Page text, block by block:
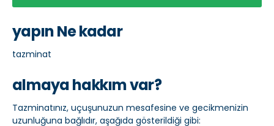
yapın Ne kadar
tazminat
almaya hakkım var?
Tazminatınız, uçuşunuzun mesafesine ve gecikmenizin
uzunluğuna bağlıdır, aşağıda gösterildiği gibi: